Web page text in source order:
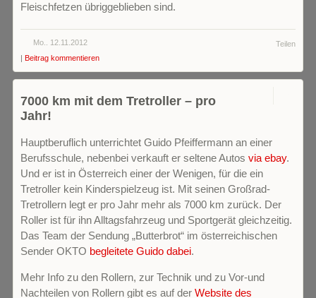
Fleischfetzen übriggeblieben sind.
Teilen
Mo.. 12.11.2012
| Beitrag kommentieren
7000 km mit dem Tretroller – pro
Jahr!
Hauptberuflich unterrichtet Guido Pfeiffermann an einer
Berufsschule, nebenbei verkauft er seltene Autos via ebay.
Und er ist in Österreich einer der Wenigen, für die ein
Tretroller kein Kinderspielzeug ist. Mit seinen Großrad-
Tretrollern legt er pro Jahr mehr als 7000 km zurück. Der
Roller ist für ihn Alltagsfahrzeug und Sportgerät gleichzeitig.
Das Team der Sendung „Butterbrot“ im österreichischen
Sender OKTO begleitete Guido dabei.
Mehr Info zu den Rollern, zur Technik und zu Vor-und
Nachteilen von Rollern gibt es auf der Website des